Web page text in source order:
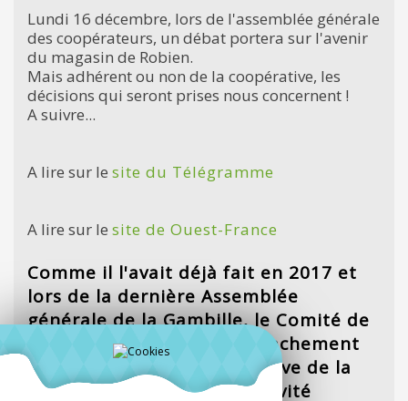
Lundi 16 décembre, lors de l'assemblée générale
des coopérateurs, un débat portera sur l'avenir
du magasin de Robien.
Mais adhérent ou non de la coopérative, les
décisions qui seront prises nous concernent !
A suivre...
A lire sur le site du Télégramme
A lire sur le site de Ouest-France
Comme il l'avait déjà fait en 2017 et
lors de la dernière Assemblée
générale de la Gambille, le Comité de
Quartier réaffirme son attachement
au maintien de la coopérative de la
Gambille à Robien, une activité